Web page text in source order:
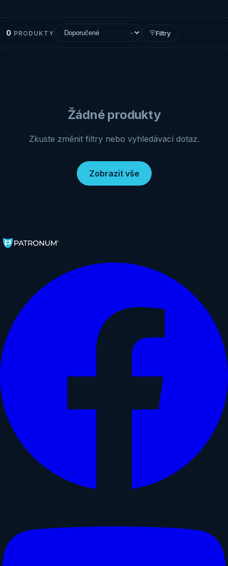
0 PRODUKTY Filtry
Žádné produkty
Zkuste změnit filtry nebo vyhledávací dotaz.
Zobrazit vše